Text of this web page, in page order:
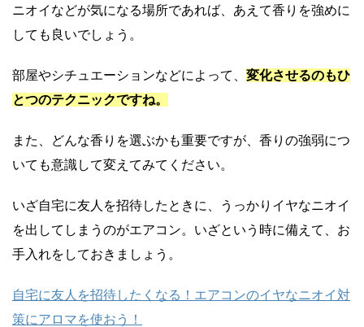
ニオイなどが気になる場所であれば、あえて香りを強めに
しても良いでしょう。
部屋やシチュエーションなどによって、 変化させるのもひ
とつのテクニックですね。
また、どんな香りを選ぶかも重要ですが、香りの強弱につ
いても意識して変えてみてください。
いざ自宅に友人を招待したときに、うっかりイヤなニオイ
を出してしまうのがエアコン。いざという時に備えて、お
手入れをしておきましょう。
自宅に友人を招待したくなる！エアコンのイヤなニオイ対
策にアロマを使おう！